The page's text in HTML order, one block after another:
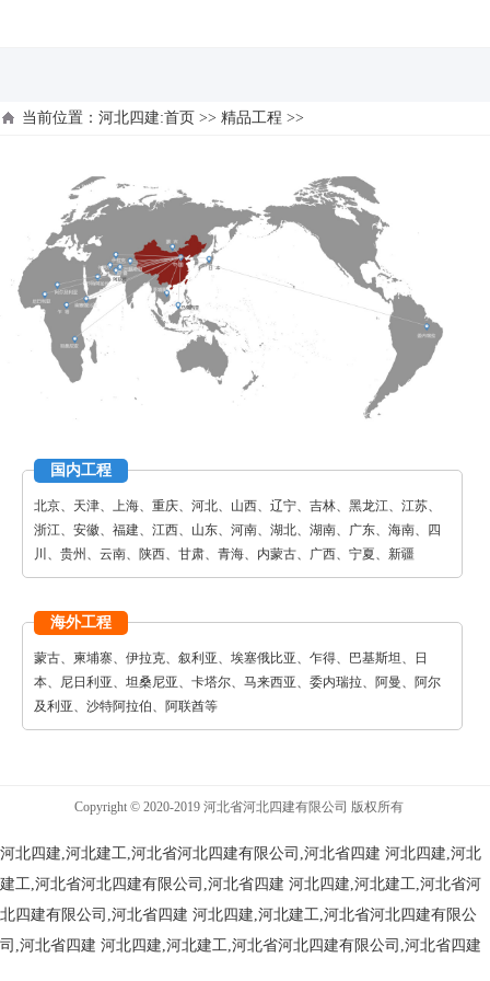
当前位置： 河北四建:首页 >> 精品工程 >>
国内工程
北京、天津、上海、重庆、河北、山西、辽宁、吉林、黑龙江、江苏、
浙江、安徽、福建、江西、山东、河南、湖北、湖南、广东、海南、四
川、贵州、云南、陕西、甘肃、青海、内蒙古、广西、宁夏、新疆
海外工程
蒙古、柬埔寨、伊拉克、叙利亚、埃塞俄比亚、乍得、巴基斯坦、日
本、尼日利亚、坦桑尼亚、卡塔尔、马来西亚、委内瑞拉、阿曼、阿尔
及利亚、沙特阿拉伯、阿联酋等
Copyright © 2020-2019 河北省河北四建有限公司 版权所有
河北四建,河北建工,河北省河北四建有限公司,河北省四建 河北四建,河北
建工,河北省河北四建有限公司,河北省四建 河北四建,河北建工,河北省河
北四建有限公司,河北省四建 河北四建,河北建工,河北省河北四建有限公
司,河北省四建 河北四建,河北建工,河北省河北四建有限公司,河北省四建